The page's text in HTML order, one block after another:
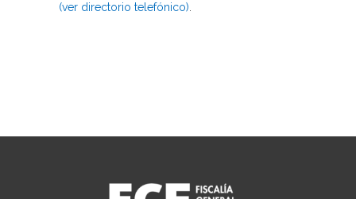
(ver directorio telefónico).